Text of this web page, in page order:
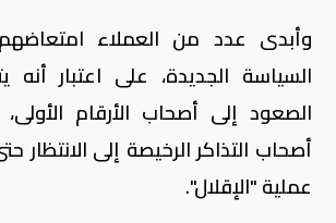
وأبدى عدد من العملاء
السياسة الجديدة، على اعتبار أنه
الصعود إلى أصحاب الأرقام
أصحاب التذاكر الرخيصة إلى الانتظار
عملية "الإقلال".